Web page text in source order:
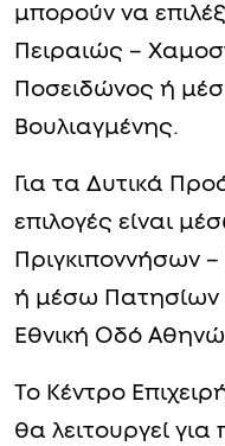
Για τα Δυτικά
επιλογές είναι
Πριγκιποννήσων
ή μέσω Πατησίων
Το Κέντρο
θα λειτουργεί
από 08:00 έως
06:00 έως τη